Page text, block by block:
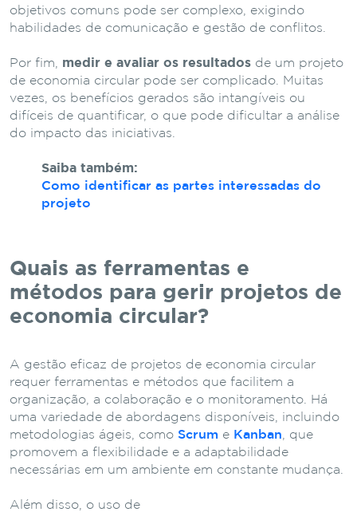
objetivos comuns pode ser complexo, exigindo
habilidades de comunicação e gestão de conflitos.
Por fim, medir e avaliar os resultados de um projeto
de economia circular pode ser complicado. Muitas
vezes, os benefícios gerados são intangíveis ou
difíceis de quantificar, o que pode dificultar a análise
do impacto das iniciativas.
Saiba também:
Como identificar as partes interessadas do
projeto
Quais as ferramentas e
métodos para gerir projetos de
economia circular?
A gestão eficaz de projetos de economia circular
requer ferramentas e métodos que facilitem a
organização, a colaboração e o monitoramento. Há
uma variedade de abordagens disponíveis, incluindo
metodologias ágeis, como Scrum e Kanban , que
promovem a flexibilidade e a adaptabilidade
necessárias em um ambiente em constante mudança.
Além disso, o uso de